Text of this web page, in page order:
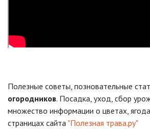
Полезные советы, позновательные
огородников. Посадка, уход, сбор
множество информации о цветах,
страницах сайта "Полезная трава.ру"